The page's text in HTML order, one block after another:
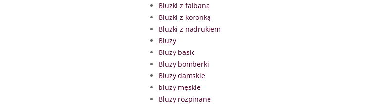
Bluzki z falbaną
Bluzki z koronką
Bluzki z nadrukiem
Bluzy
Bluzy basic
Bluzy bomberki
Bluzy damskie
bluzy męskie
Bluzy rozpinane